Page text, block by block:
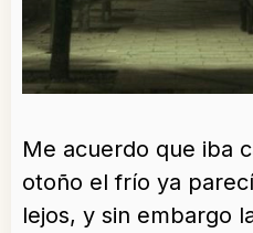
Me acuerdo que iba
otoño el frío ya
lejos, y sin embargo